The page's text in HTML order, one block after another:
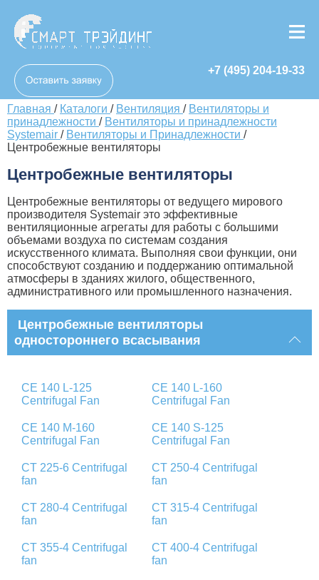
+7 (495) 204-19-33
Главная / Каталоги / Вентиляция / Вентиляторы и
принадлежности / Вентиляторы и принадлежности
Systemair / Вентиляторы и Принадлежности /
Центробежные вентиляторы
Центробежные вентиляторы
Центробежные вентиляторы от ведущего мирового
производителя Systemair это эффективные
вентиляционные агрегаты для работы с большими
объемами воздуха по системам создания
искусственного климата. Выполняя свои функции, они
способствуют созданию и поддержанию оптимальной
атмосферы в зданиях жилого, общественного,
административного или промышленного назначения.
Центробежные вентиляторы
одностороннего всасывания
CE 140 L-125
Centrifugal Fan
CE 140 L-160
Centrifugal Fan
CE 140 M-160
Centrifugal Fan
CE 140 S-125
Centrifugal Fan
CT 225-6 Centrifugal
fan
CT 250-4 Centrifugal
fan
CT 280-4 Centrifugal
fan
CT 315-4 Centrifugal
fan
CT 355-4 Centrifugal
fan
CT 400-4 Centrifugal
fan